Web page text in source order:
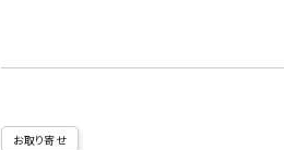
お取り寄せ